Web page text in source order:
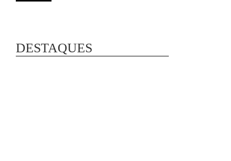
DESTAQUES